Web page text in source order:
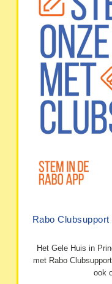
Rabo
Het Gele Huis in
met Rabo
ook